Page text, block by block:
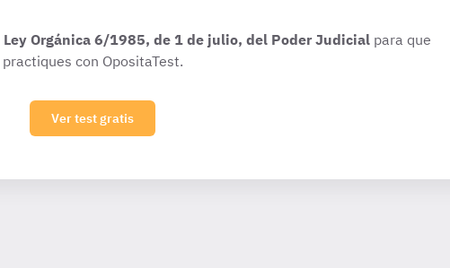
Ley Orgánica 6/1985, de 1 de julio, del Poder Judicialpara que
practiques con OpositaTest.
Ver test gratis